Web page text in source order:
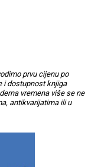
prvu cijenu po
i dostupnost knjiga
vremena više se ne
antikvarijatima ili u